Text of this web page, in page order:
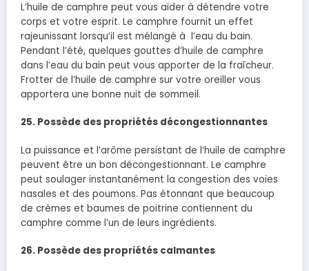
L’huile de camphre peut vous aider à détendre votre
corps et votre esprit. Le camphre fournit un effet
rajeunissant lorsqu’il est mélangé à l’eau du bain.
Pendant l’été, quelques gouttes d’huile de camphre
dans l’eau du bain peut vous apporter de la fraîcheur.
Frotter de l’huile de camphre sur votre oreiller vous
apportera une bonne nuit de sommeil.
25. Possède des propriétés décongestionnantes
La puissance et l’arôme persistant de l’huile de camphre
peuvent être un bon décongestionnant. Le camphre
peut soulager instantanément la congestion des voies
nasales et des poumons. Pas étonnant que beaucoup
de crèmes et baumes de poitrine contiennent du
camphre comme l’un de leurs ingrédients.
26. Possède des propriétés calmantes